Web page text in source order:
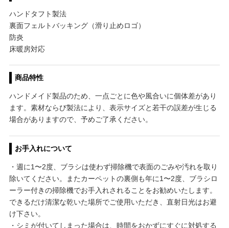
ハンドタフト製法
裏面フェルトバッキング（滑り止めロゴ）
防炎
床暖房対応
商品特性
ハンドメイド製品のため、一点ごとに色や風合いに個体差があり
ます。素材ならび製法により、表示サイズと若干の誤差が生じる
場合がありますので、予めご了承ください。
お手入れについて
・週に1〜2度、ブラシは使わず掃除機で表面のごみや汚れを取り
除いてください。またカーペットの裏側も年に1〜2度、ブラシロ
ーラー付きの掃除機でお手入れされることをお勧めいたします。
できるだけ清潔な乾いた場所でご使用いただき、直射日光はお避
け下さい。
・シミが付いてしまった場合は、時間をおかずにすぐに対処する